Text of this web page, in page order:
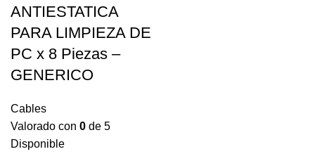
ANTIESTATICA
PARA LIMPIEZA DE
PC x 8 Piezas –
GENERICO
Cables
Valorado con 0 de 5
Disponible